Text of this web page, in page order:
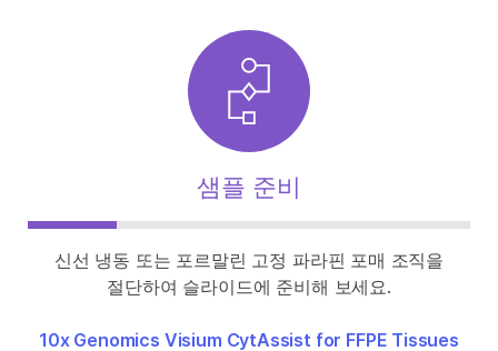
샘플 준비
신선 냉동 또는 포르말린 고정 파라핀 포매 조직을
절단하여 슬라이드에 준비해 보세요.
10x Genomics Visium CytAssist for FFPE Tissues